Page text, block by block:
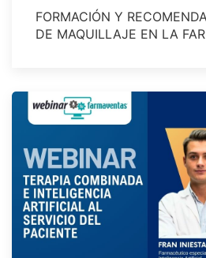
FORMACIÓN Y
DE MAQUILLAJE EN LA